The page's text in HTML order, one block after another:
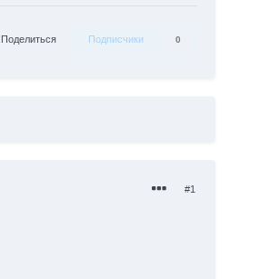
Поделиться Подписчики 0
#1